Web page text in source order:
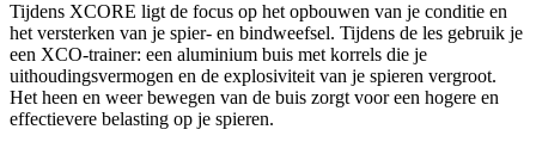
Tijdens XCORE ligt de focus op het opbouwen van je conditie en
het versterken van je spier- en bindweefsel. Tijdens de les gebruik je
een XCO-trainer: een aluminium buis met korrels die je
uithoudingsvermogen en de explosiviteit van je spieren vergroot.
Het heen en weer bewegen van de buis zorgt voor een hogere en
effectievere belasting op je spieren.